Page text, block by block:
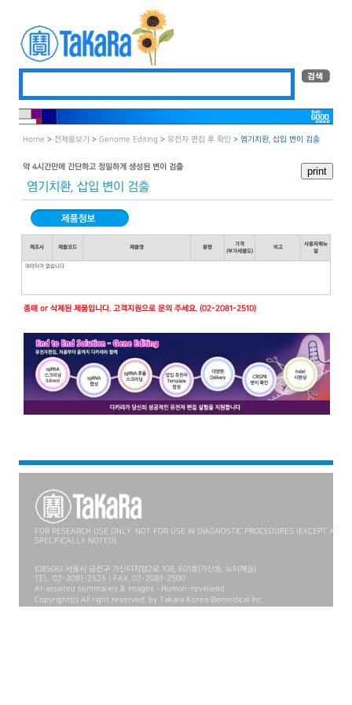
Home > 전제품보기 > Genome Editing > 유전자 편집 후 확인 > 염기치환, 삽입 변이 검출
약 4시간만에 간단하고 정밀하게 생성된 변이 검출
염기치환, 삽입 변이 검출
제조사 제품코드 제품명 용량
가격
(부가세별도)
비고
사용자매뉴
얼
데이터가 없습니다
종매 or 삭제된 제품입니다. 고객지원으로 문의 주세요. (02-2081-2510)
FOR RESEARCH USE ONLY. NOT FOR USE IN DIAGNOSTIC PROCEDURES (EXCEPT AS
SPECIFICALLY NOTED).
(08506) 서울시 금천구 가산디지털2로 108, 601호(가산동, 뉴티캐슬)
TEL. 02-2081-2525 | FAX. 02-2081-2500
AI-assisted summaries & images · Human-reviewed
Copyright(c) All right reserved. by Takara Korea Biomedical Inc.